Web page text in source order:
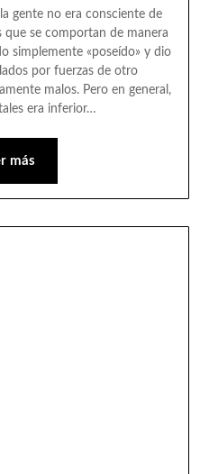
gente no era consciente de
que se comportan de manera
simplemente «poseído» y dio
por fuerzas de otro
malos. Pero en general,
era inferior…
más